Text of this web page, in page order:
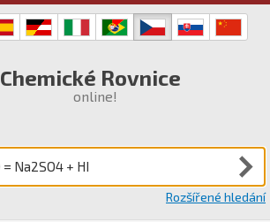
Chemické Rovnice
online!
Rozšířené hledání